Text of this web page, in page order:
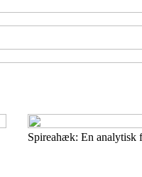
Spireahæk: En analytisk